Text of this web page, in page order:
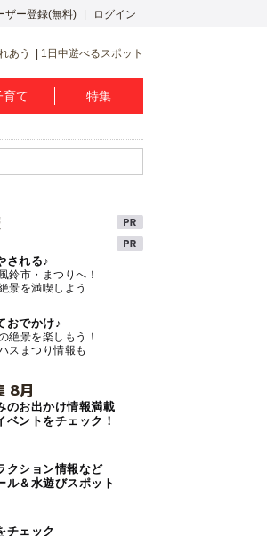
ザー登録(無料) ログイン
あう 1日中遊べるスポット
育て 特集
される♪
鈴市・まつりへ！
景を満喫しよう
おでかけ♪
絶景を楽しもう！
スまつり情報も
8月
のお出かけ情報満載
ベントをチェック！
クション情報など
ル＆水遊びスポット
チェック